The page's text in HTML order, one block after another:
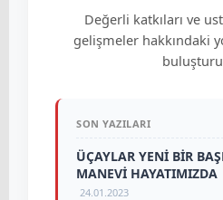
Değerli katkıları ve
gelişmeler hakkındaki
SON YAZILARI
ÜÇAYLAR YENİ BİR
MANEVİ HAYATIMIZDA
24.01.2023